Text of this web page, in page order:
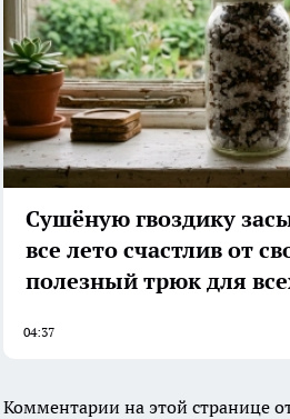
Сушёную гвоздику
все лето счастлив от
полезный трюк для
04:37
Комментарии на этой странице